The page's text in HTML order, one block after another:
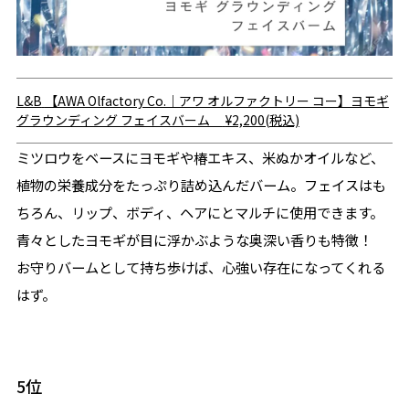
L&B
【AWA Olfactory Co.｜アワ オルファクトリー コー】ヨモギ
グラウンディング フェイスバーム
¥2,200(税込)
ミツロウをベースにヨモギや椿エキス、米ぬかオイルなど、
植物の栄養成分をたっぷり詰め込んだバーム。フェイスはも
ちろん、リップ、ボディ、ヘアにとマルチに使用できます。
青々としたヨモギが目に浮かぶような奥深い香りも特徴！
お守りバームとして持ち歩けば、心強い存在になってくれる
はず。
5位